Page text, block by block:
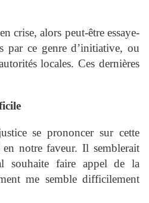
crise, alors peut-être essaye-
par ce genre d’initiative, ou
locales. Ces dernières
se prononcer sur cette
notre faveur. Il semblerait
souhaite faire appel de la
me semble difficilement